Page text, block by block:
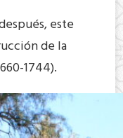
este
de la
1744).